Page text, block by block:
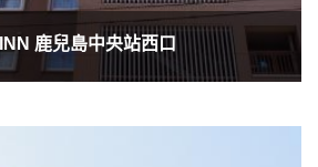
鹿兒島中央站西口